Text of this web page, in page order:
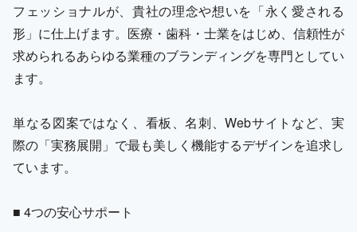
フェッショナルが、貴社の理念や想いを「永く愛される
形」に仕上げます。医療・歯科・士業をはじめ、信頼性が
求められるあらゆる業種のブランディングを専門としてい
ます。
単なる図案ではなく、看板、名刺、Webサイトなど、実
際の「実務展開」で最も美しく機能するデザインを追求し
ています。
■ 4つの安心サポート